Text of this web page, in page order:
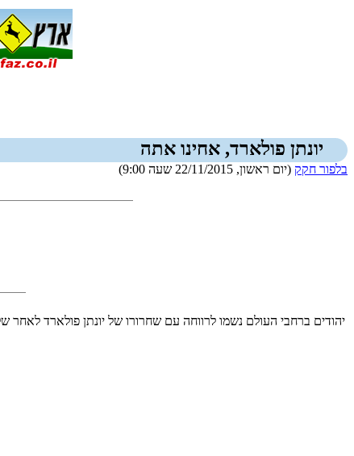
יונתן פולארד, אחינו אתה
בלפור חקק (יום ראשון, 22/11/2015 שעה 9:00)
יהודים ברחבי העולם נשמו לרווחה עם שחרורו של יונתן פולארד